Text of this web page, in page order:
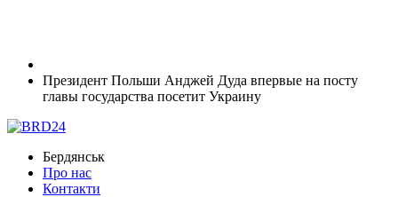
Президент Польши Анджей Дуда впервые на посту
главы государства посетит Украину
Бердянськ
Про нас
Контакти